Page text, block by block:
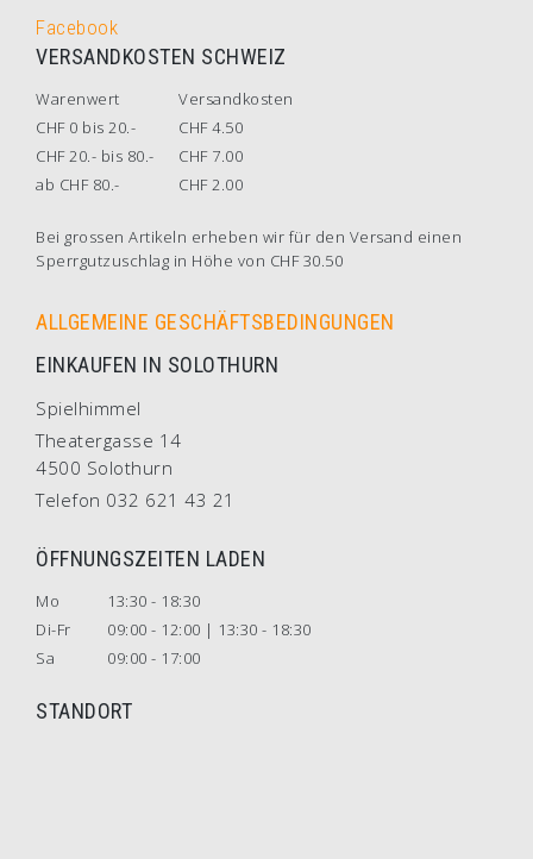
Facebook
VERSANDKOSTEN SCHWEIZ
Warenwert
Versandkosten
CHF 0 bis 20.-
CHF 4.50
CHF 20.- bis 80.-
CHF 7.00
ab CHF 80.-
CHF 2.00
Bei grossen Artikeln erheben wir für den Versand einen
Sperrgutzuschlag in Höhe von CHF 30.50
ALLGEMEINE GESCHÄFTSBEDINGUNGEN
EINKAUFEN IN SOLOTHURN
Spielhimmel
Theatergasse 14
4500 Solothurn
Telefon 032 621 43 21
ÖFFNUNGSZEITEN LADEN
Mo
13:30 - 18:30
Di-Fr
09:00 - 12:00 | 13:30 - 18:30
Sa
09:00 - 17:00
STANDORT